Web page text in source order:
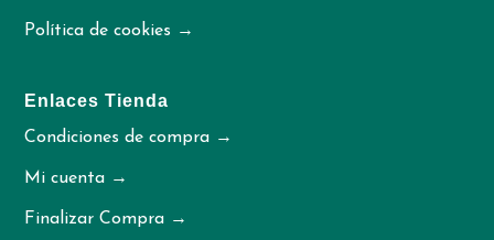
Política de cookies →
Enlaces Tienda
Condiciones de compra →
Mi cuenta →
Finalizar Compra →